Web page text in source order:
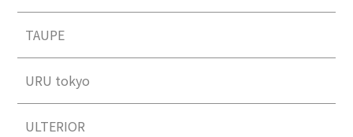
TAUPE
URU tokyo
ULTERIOR